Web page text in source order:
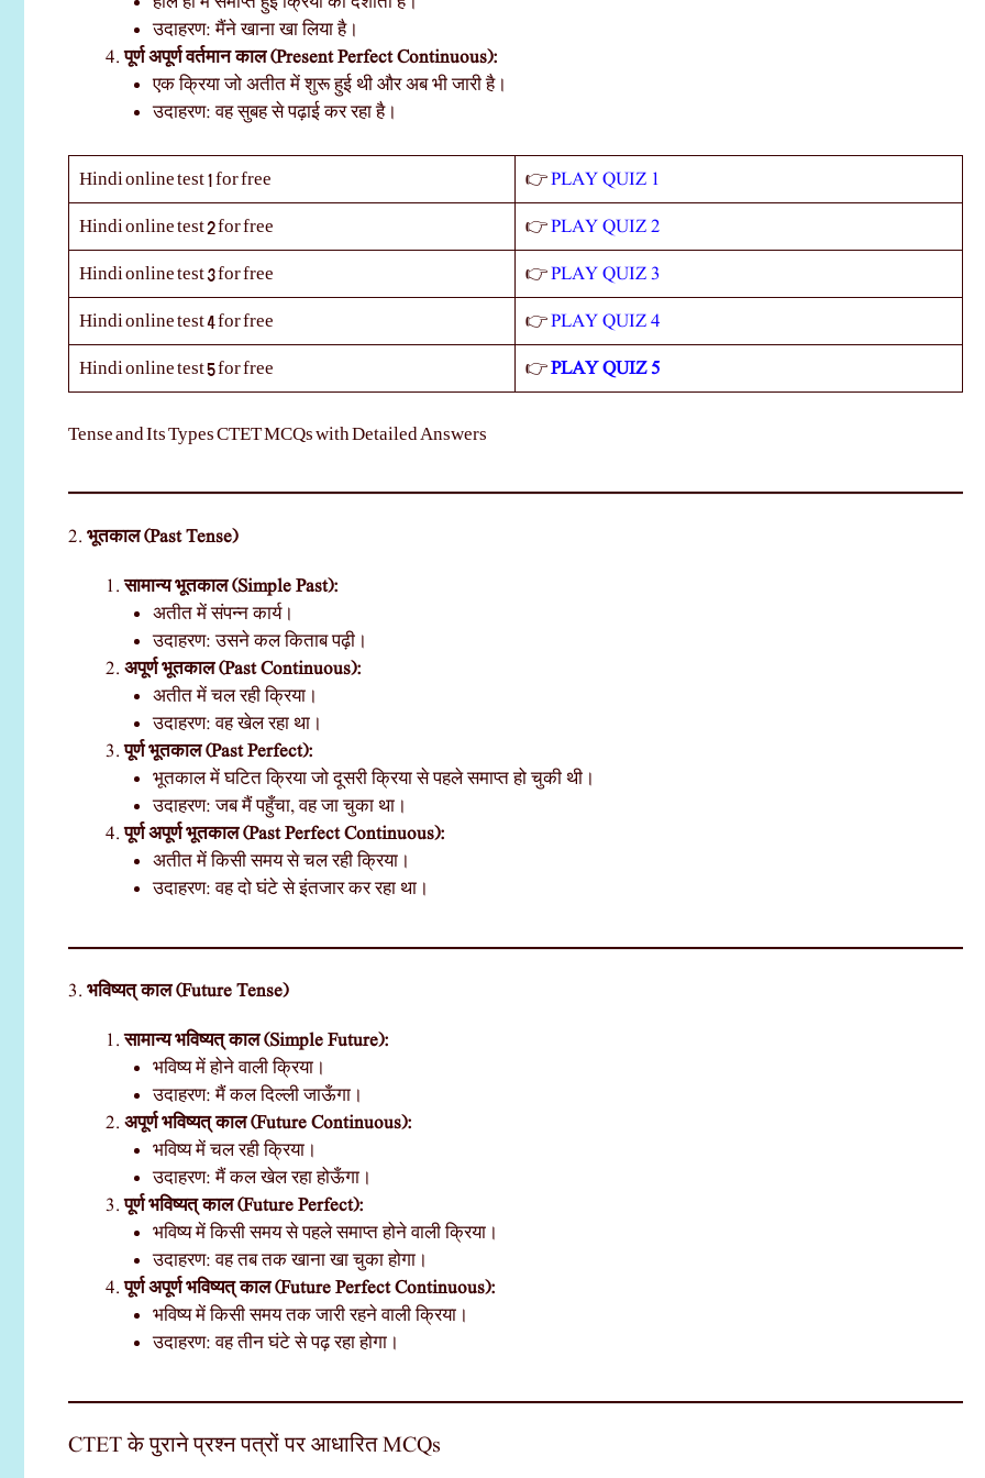
उदाहरण: मैंने खाना खा लिया है।
पूर्ण अपूर्ण वर्तमान काल (Present Perfect Continuous):
एक क्रिया जो अतीत में शुरू हुई थी और अब भी जारी है।
उदाहरण: वह सुबह से पढ़ाई कर रहा है।
Hindi online test 1 for free 👉 PLAY QUIZ 1
Hindi online test 2 for free 👉 PLAY QUIZ 2
Hindi online test 3 for free 👉 PLAY QUIZ 3
Hindi online test 4 for free 👉 PLAY QUIZ 4
Hindi online test 5 for free 👉 PLAY QUIZ 5
Tense and Its Types CTET MCQs with Detailed Answers
2. भूतकाल (Past Tense)
सामान्य भूतकाल (Simple Past):
अतीत में संपन्न कार्य।
उदाहरण: उसने कल किताब पढ़ी।
अपूर्ण भूतकाल (Past Continuous):
अतीत में चल रही क्रिया।
उदाहरण: वह खेल रहा था।
पूर्ण भूतकाल (Past Perfect):
भूतकाल में घटित क्रिया जो दूसरी क्रिया से पहले समाप्त हो चुकी थी।
उदाहरण: जब मैं पहुँचा, वह जा चुका था।
पूर्ण अपूर्ण भूतकाल (Past Perfect Continuous):
अतीत में किसी समय से चल रही क्रिया।
उदाहरण: वह दो घंटे से इंतजार कर रहा था।
3. भविष्यत् काल (Future Tense)
सामान्य भविष्यत् काल (Simple Future):
भविष्य में होने वाली क्रिया।
उदाहरण: मैं कल दिल्ली जाऊँगा।
अपूर्ण भविष्यत् काल (Future Continuous):
भविष्य में चल रही क्रिया।
उदाहरण: मैं कल खेल रहा होऊँगा।
पूर्ण भविष्यत् काल (Future Perfect):
भविष्य में किसी समय से पहले समाप्त होने वाली क्रिया।
उदाहरण: वह तब तक खाना खा चुका होगा।
पूर्ण अपूर्ण भविष्यत् काल (Future Perfect Continuous):
भविष्य में किसी समय तक जारी रहने वाली क्रिया।
उदाहरण: वह तीन घंटे से पढ़ रहा होगा।
CTET के पुराने प्रश्न पत्रों पर आधारित MCQs